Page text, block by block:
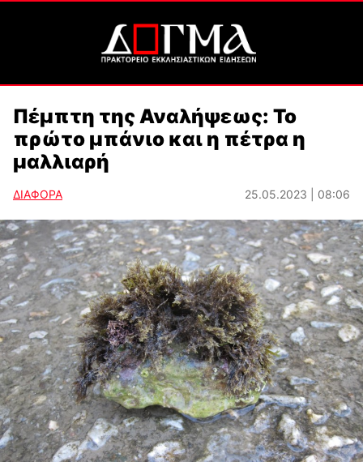
Πέμπτη της Αναλήψεως: Το
πρώτο μπάνιο και η πέτρα η
μαλλιαρή
ΔΙΑΦΟΡΑ 25.05.2023 | 08:06